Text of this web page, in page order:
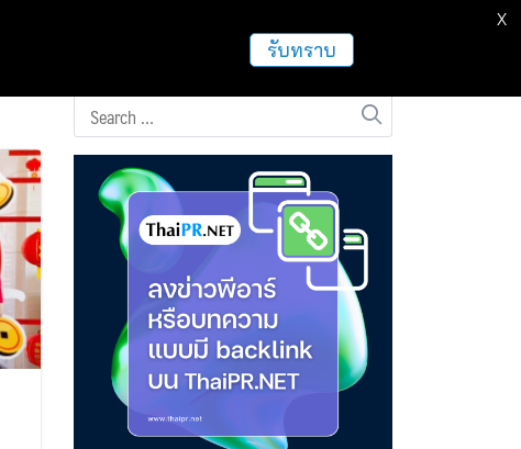
ฝากข่าวประชาสัมพันธ์
รับทราบ
X